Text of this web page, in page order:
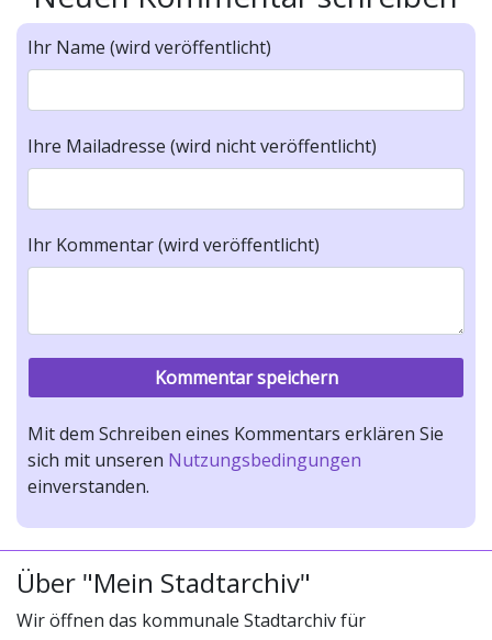
Ihr Name (wird veröffentlicht)
Ihre Mailadresse (wird nicht veröffentlicht)
Ihr Kommentar (wird veröffentlicht)
Mit dem Schreiben eines Kommentars erklären Sie
sich mit unseren Nutzungsbedingungen
einverstanden.
Über "Mein Stadtarchiv"
Wir öffnen das kommunale Stadtarchiv für